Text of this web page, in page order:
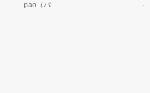
pao（パ...
を